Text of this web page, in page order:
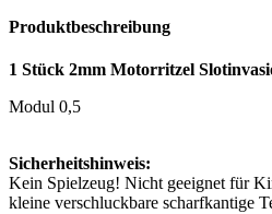
Produktbeschreibung
1 Stück 2mm Motorritzel
Modul 0,5
Sicherheitshinweis:
Kein Spielzeug! Nicht geeignet für
kleine verschluckbare scharfkantige